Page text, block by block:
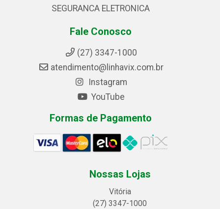
SEGURANCA ELETRONICA
Fale Conosco
(27) 3347-1000
atendimento@linhavix.com.br
Instagram
YouTube
Formas de Pagamento
Nossas Lojas
Vitória
(27) 3347-1000